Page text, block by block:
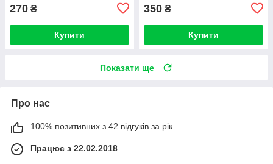
270 ₴
Купити
350 ₴
Купити
Показати ще
Про нас
100% позитивних з 42 відгуків за рік
Працює з 22.02.2018